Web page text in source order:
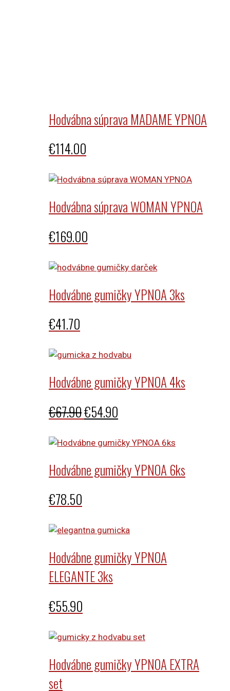
Hodvábna súprava MADAME YPNOA
€114.00
Hodvábna súprava WOMAN YPNOA
€169.00
Hodvábne gumičky YPNOA 3ks
€41.70
Hodvábne gumičky YPNOA 4ks
€67.90Pôvodná
bola:
€67.90.
€54.90
je:
€54.90.
Hodvábne gumičky YPNOA 6ks
€78.50
Hodvábne gumičky YPNOA
ELEGANTE 3ks
€55.90
Hodvábne gumičky YPNOA EXTRA
set